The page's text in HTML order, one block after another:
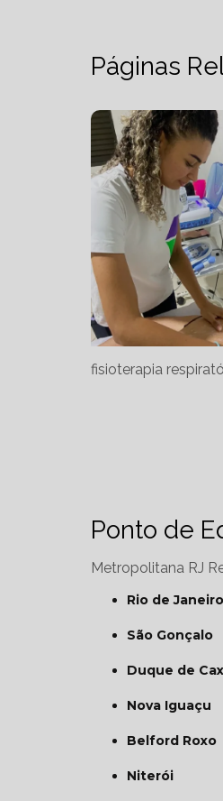
Páginas
fisioterapia
Ponto de
Metropolitana RJ
Rio de Janeiro
São Gonçalo
Duque de
Nova Iguaçu
Belford Roxo
Niterói